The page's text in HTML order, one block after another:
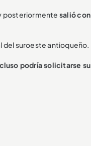
posteriormente salió con
del suroeste antioqueño.
podría solicitarse su